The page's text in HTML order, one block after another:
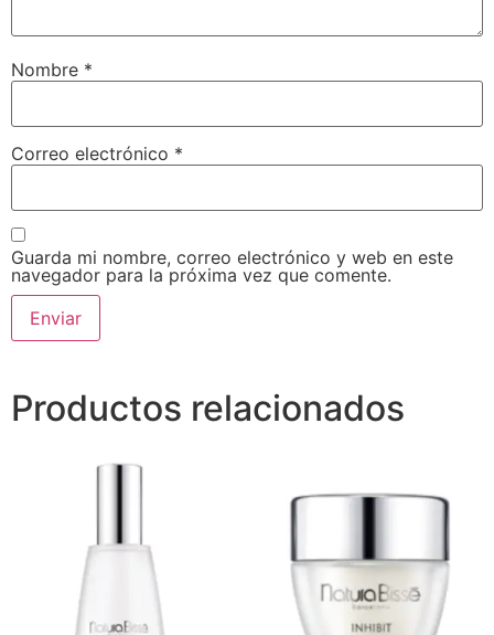
Nombre *
Correo electrónico *
Guarda mi nombre, correo electrónico y web en este
navegador para la próxima vez que comente.
Productos relacionados